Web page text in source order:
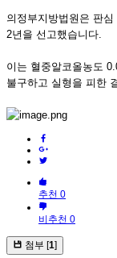
의정부지방법원은 판
2년을 선고했습니다.
이는 혈중알코올농도
불구하고 실형을 피한
추천 0
비추천 0
첨부 [1]